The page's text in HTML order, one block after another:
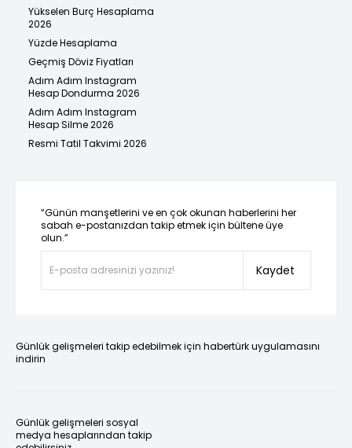
Yükselen Burç Hesaplama
2026
Yüzde Hesaplama
Geçmiş Döviz Fiyatları
Adım Adım Instagram
Hesap Dondurma 2026
Adım Adım Instagram
Hesap Silme 2026
Resmi Tatil Takvimi 2026
“Günün manşetlerini ve en çok okunan haberlerini her
sabah e-postanızdan takip etmek için bültene üye
olun.”
Kaydet
Günlük gelişmeleri takip edebilmek için habertürk uygulamasını
indirin
Günlük gelişmeleri sosyal
medya hesaplarından takip